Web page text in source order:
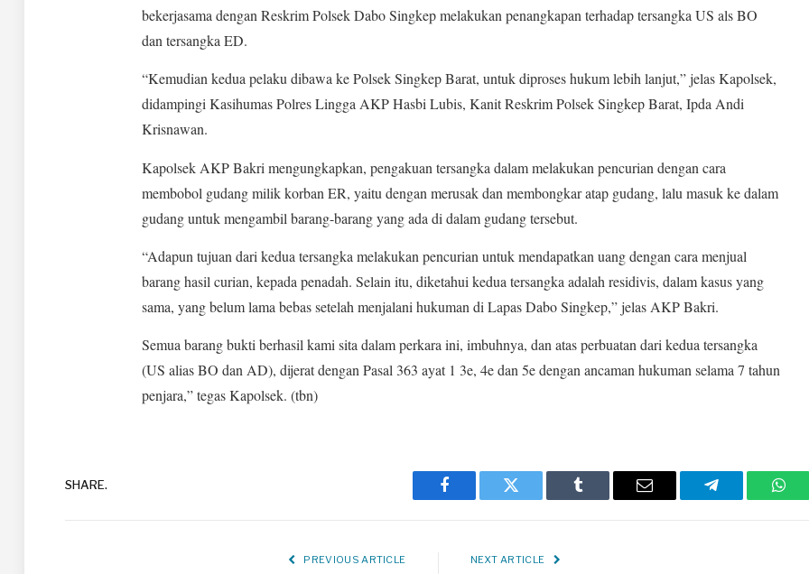
bekerjasama dengan Reskrim Polsek Dabo Singkep melakukan penangkapan terhadap tersangka US als BO
dan tersangka ED.
“Kemudian kedua pelaku dibawa ke Polsek Singkep Barat, untuk diproses hukum lebih lanjut,” jelas Kapolsek,
didampingi Kasihumas Polres Lingga AKP Hasbi Lubis, Kanit Reskrim Polsek Singkep Barat, Ipda Andi
Krisnawan.
Kapolsek AKP Bakri mengungkapkan, pengakuan tersangka dalam melakukan pencurian dengan cara
membobol gudang milik korban ER, yaitu dengan merusak dan membongkar atap gudang, lalu masuk ke dalam
gudang untuk mengambil barang-barang yang ada di dalam gudang tersebut.
“Adapun tujuan dari kedua tersangka melakukan pencurian untuk mendapatkan uang dengan cara menjual
barang hasil curian, kepada penadah. Selain itu, diketahui kedua tersangka adalah residivis, dalam kasus yang
sama, yang belum lama bebas setelah menjalani hukuman di Lapas Dabo Singkep,” jelas AKP Bakri.
Semua barang bukti berhasil kami sita dalam perkara ini, imbuhnya, dan atas perbuatan dari kedua tersangka
(US alias BO dan AD), dijerat dengan Pasal 363 ayat 1 3e, 4e dan 5e dengan ancaman hukuman selama 7 tahun
penjara,” tegas Kapolsek. (tbn)
SHARE.
Facebook Twitter Tumblr Email Telegram
PREVIOUS ARTICLE NEXT ARTICLE